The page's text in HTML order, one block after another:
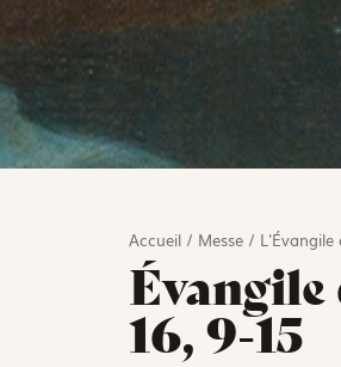
Accueil/ Messe/ L'Évangile
Évangile
16, 9-15